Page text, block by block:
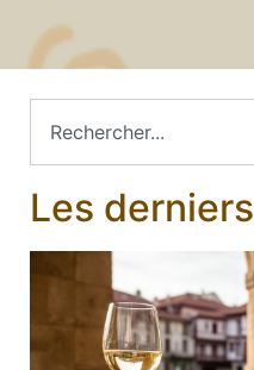
Les derniers